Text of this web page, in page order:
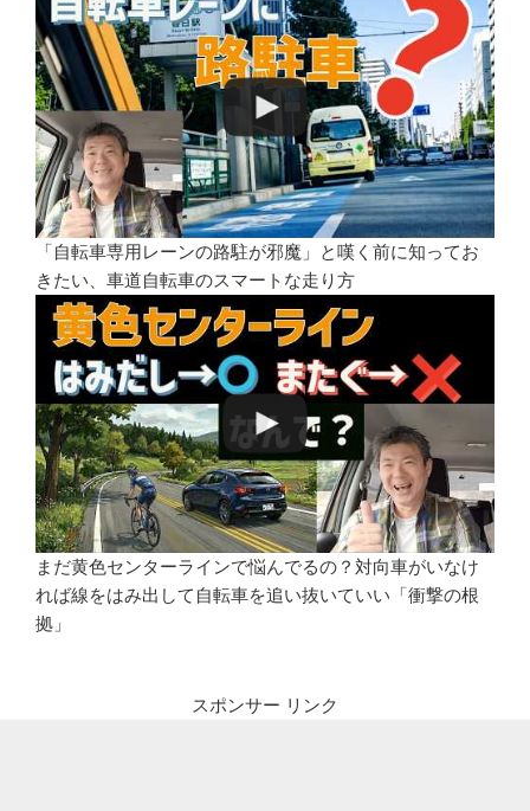
「自転車専用レーンの路駐が邪魔」と嘆く前に知ってお
きたい、車道自転車のスマートな走り方
まだ黄色センターラインで悩んでるの？対向車がいなけ
れば線をはみ出して自転車を追い抜いていい「衝撃の根
拠」
スポンサー リンク